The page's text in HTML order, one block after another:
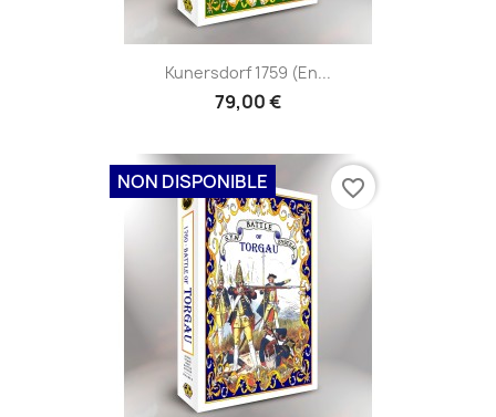
Kunersdorf 1759 (en...
79,00 €
NON DISPONIBLE favorite_border